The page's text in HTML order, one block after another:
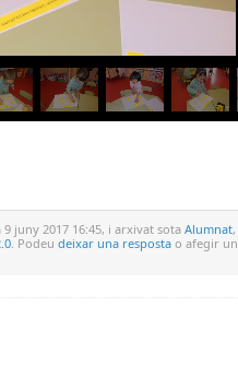
9 juny 2017 16:45, i arxivat sotaAlumnat,
. Podeu deixar una resposta o afegir un